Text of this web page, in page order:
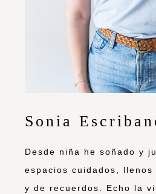
Sonia
Desde niña he soñado y
espacios cuidados,
y de recuerdos. Echo la